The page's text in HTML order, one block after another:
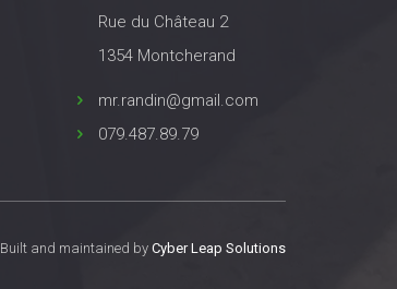
Rue du Château 2
1354 Montcherand
mr.randin@gmail.com
079.487.89.79
Built and maintained by Cyber Leap Solutions